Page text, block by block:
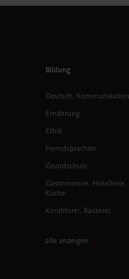
Bildung
Deutsch, Kommunikation
Ernährung
Ethik
Fremdsprachen
Grundschule
Gastronomie, Hotellerie,
Küche
Konditorei, Bäckerei
alle anzeigen